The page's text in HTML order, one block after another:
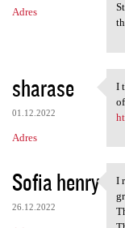
Adres
sharase
01.12.2022
Adres
I
I
Sofia henry
26.12.2022
I
I